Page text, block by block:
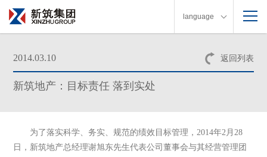
language
返回列表
2014.03.10
新筑地产：目标责任 落到实处
为了落实科学、务实、规范的绩效目标管理，2014年2月28
日，新筑地产总经理谢旭东先生代表公司董事会与其经营管理团